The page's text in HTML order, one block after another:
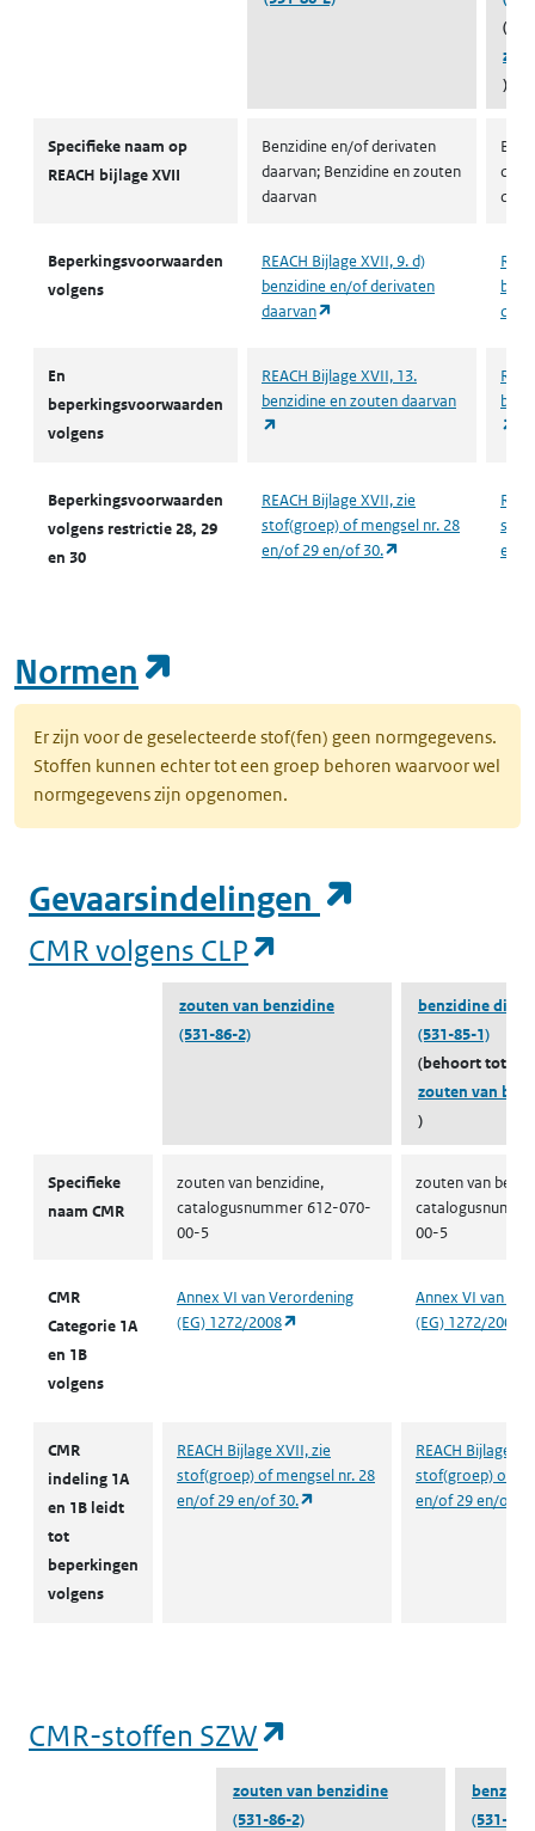
)
Specifieke naam op
REACH bijlage XVII
Benzidine en/of derivaten
daarvan; Benzidine en zouten
daarvan
Beperkingsvoorwaarden
volgens
REACH Bijlage XVII, 9. d)
benzidine en/of derivaten
daarvan
(opent in een nieuw tabblad)
En
beperkingsvoorwaarden
volgens
REACH Bijlage XVII, 13.
benzidine en zouten daarvan
Beperkingsvoorwaarden
volgens restrictie 28, 29
en 30
REACH Bijlage XVII, zie
stof(groep) of mengsel nr. 28
en/of 29 en/of 30.
(opent in een en/
Normen
Er zijn voor de geselecteerde stof(fen) geen normgegevens.
Stoffen kunnen echter tot een groep behoren waarvoor wel
normgegevens zijn opgenomen.
Gevaarsindelingen
CMR volgens CLP
zouten van benzidine
(531-86-2)
benzidine
(531-85-1)
(behoort tot
zouten van
)
Specifieke
naam CMR
zouten van benzidine,
catalogusnummer 612-070-
00-5
zouten van
00-5
CMR
Categorie 1A
en 1B
volgens
Annex VI van Verordening
(EG) 1272/2008
(opent in een nieuw tabblad)
Annex VI van
(EG) 1272/2008
CMR
indeling 1A
en 1B leidt
tot
beperkingen
volgens
REACH Bijlage XVII, zie
stof(groep) of mengsel nr. 28
en/of 29 en/of 30.
(opent in een nieuw tabblad)
REACH Bijlage
stof(groep) of
en/of 29 en/of
CMR-stoffen SZW
zouten van benzidine
(531-86-2)
(531-85-